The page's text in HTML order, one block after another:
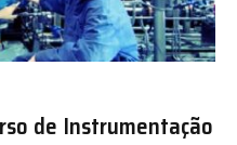
de Instrumentação